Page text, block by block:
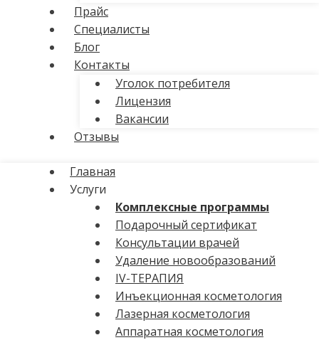
Прайс
Специалисты
Блог
Контакты
Уголок потребителя
Лицензия
Вакансии
Отзывы
Главная
Услуги
Комплексные программы
Подарочный сертификат
Консультации врачей
Удаление новообразований
IV-ТЕРАПИЯ
Инъекционная косметология
Лазерная косметология
Аппаратная косметология